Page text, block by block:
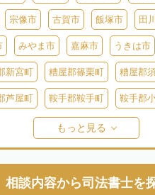
宗像市 古賀市 飯塚市 田
みやま市 嘉麻市 うきは市
新宮町 糟屋郡篠栗町 糟屋郡
芦屋町 鞍手郡鞍手町 鞍手郡
朝倉郡東峰村
大任町 田川郡赤村 京都郡苅
もっと見る
相談内容から司法書士を